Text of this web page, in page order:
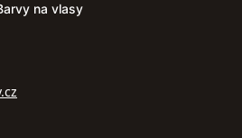
na vlasy